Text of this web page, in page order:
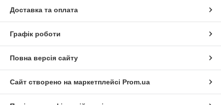
Доставка та оплата
Графік роботи
Повна версія сайту
Сайт створено на маркетплейсі Prom.ua